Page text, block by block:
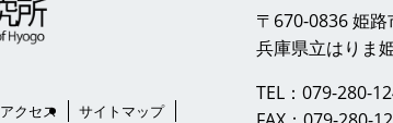
アクセス サイトマップ
〒670-0836 姫
兵庫県立はりま
TEL：079-280-